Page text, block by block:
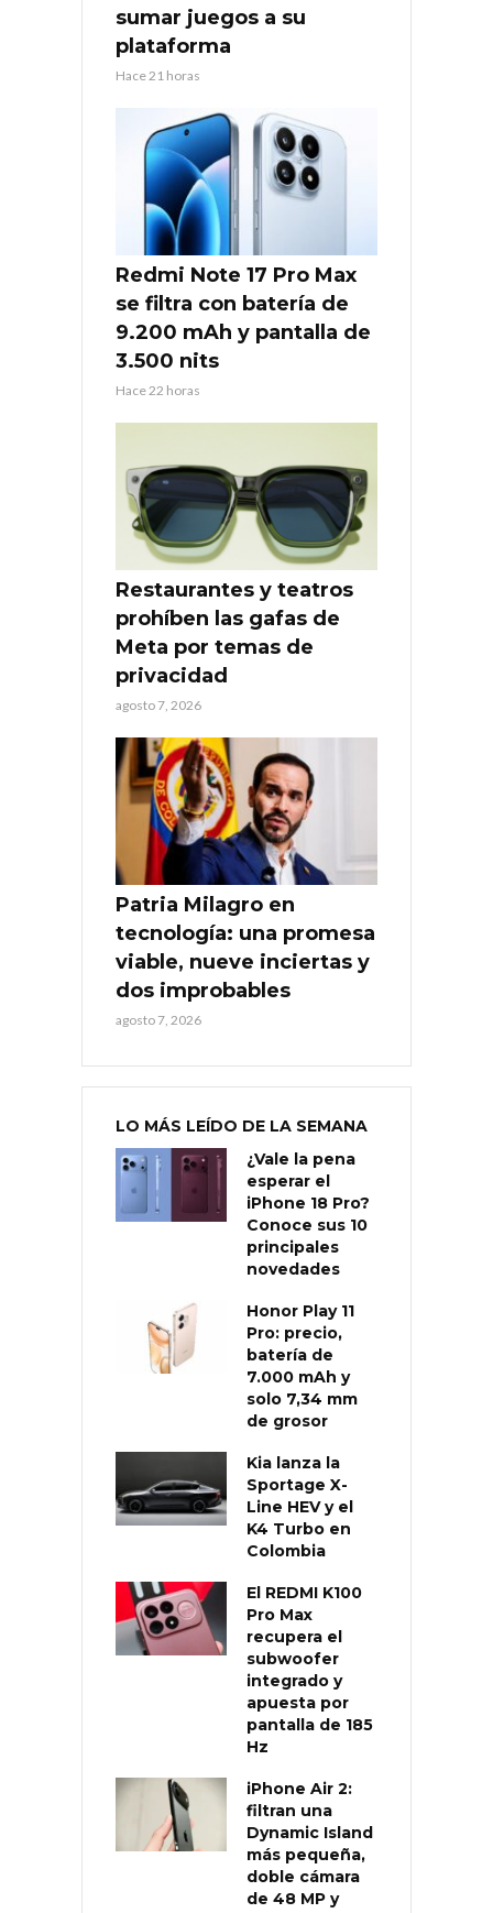
sumar juegos a su
plataforma
Hace 21 horas
Redmi Note 17 Pro Max
se filtra con batería de
9.200 mAh y pantalla de
3.500 nits
Hace 22 horas
Restaurantes y teatros
prohíben las gafas de
Meta por temas de
privacidad
agosto 7, 2026
Patria Milagro en
tecnología: una promesa
viable, nueve inciertas y
dos improbables
agosto 7, 2026
LO MÁS LEÍDO DE LA SEMANA
¿Vale la pena
esperar el
iPhone 18 Pro?
Conoce sus 10
principales
novedades
Honor Play 11
Pro: precio,
batería de
7.000 mAh y
solo 7,34 mm
de grosor
Kia lanza la
Sportage X-
Line HEV y el
K4 Turbo en
Colombia
El REDMI K100
Pro Max
recupera el
subwoofer
integrado y
apuesta por
pantalla de 185
Hz
iPhone Air 2:
filtran una
Dynamic Island
más pequeña,
doble cámara
de 48 MP y